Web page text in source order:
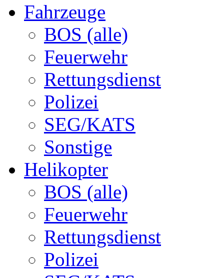
Fahrzeuge
BOS (alle)
Feuerwehr
Rettungsdienst
Polizei
SEG/KATS
Sonstige
Helikopter
BOS (alle)
Feuerwehr
Rettungsdienst
Polizei